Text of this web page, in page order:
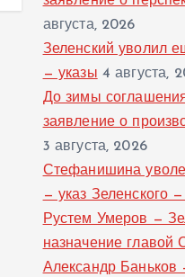
августа, 2026
Зеленский уволил
— указы 4 августа,
До зимы
заявление о
3 августа, 2026
Стефанишина
— указ Зеленского
Рустем Умеров —
назначение главой
Александр